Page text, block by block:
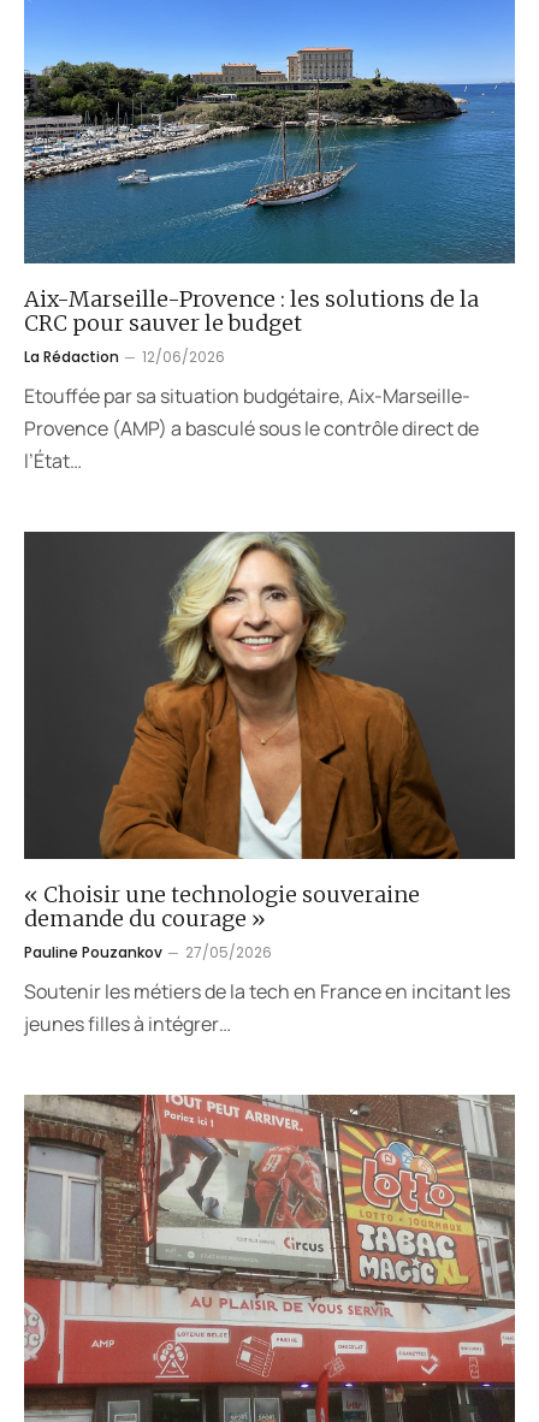
Aix-Marseille-Provence : les solutions de la
CRC pour sauver le budget
La Rédaction 12/06/2026
Etouffée par sa situation budgétaire, Aix-Marseille-
Provence (AMP) a basculé sous le contrôle direct de
l’État…
« Choisir une technologie souveraine
demande du courage »
Pauline Pouzankov 27/05/2026
Soutenir les métiers de la tech en France en incitant les
jeunes filles à intégrer…